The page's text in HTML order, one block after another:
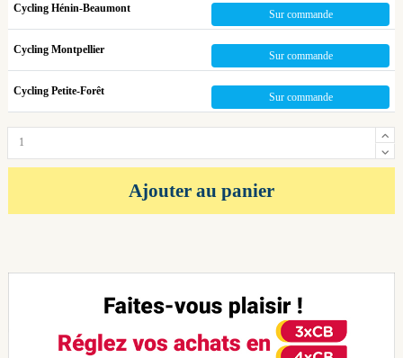
Cycling Hénin-Beaumont Sur commande
Cycling Montpellier Sur commande
Cycling Petite-Forêt Sur commande
Ajouter au panier